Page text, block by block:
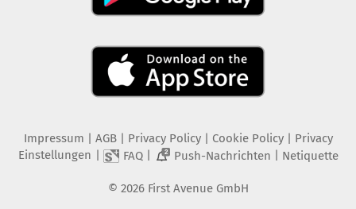
Impressum AGB Privacy Policy| Cookie Policy| Privacy
Einstellungen
FAQ| 2 Push-Nachrichten Netiquette
© 2026 First Avenue GmbH